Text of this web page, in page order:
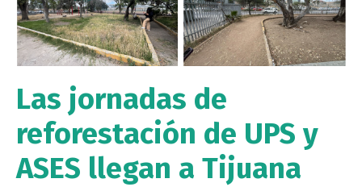
Las jornadas de
reforestación de UPS y
ASES llegan a Tijuana